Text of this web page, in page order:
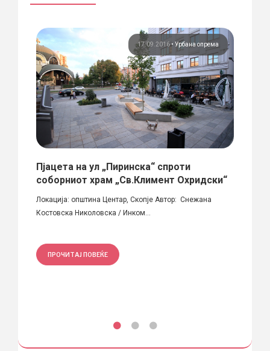
17.09.2016• Урбана опрема
Пјацета на ул „Пиринска“ спроти
соборниот храм „Св.Климент Охридски“
Локација: општина Центар, Скопје Автор: Снежана
Костовска Николовска / Инком...
ПРОЧИТАЈ ПОВЕЌЕ